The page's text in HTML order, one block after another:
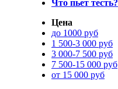
Что пьет тесть?
Цена
до 1000 руб
1 500-3 000 руб
3 000-7 500 руб
7 500-15 000 руб
от 15 000 руб